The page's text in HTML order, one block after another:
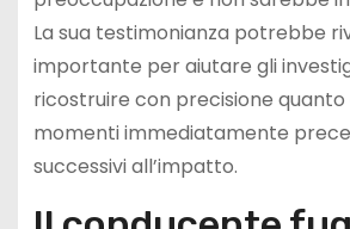
La sua testimonianza potrebbe
importante per aiutare gli
ricostruire con precisione
momenti immediatamente
successivi all’impatto.